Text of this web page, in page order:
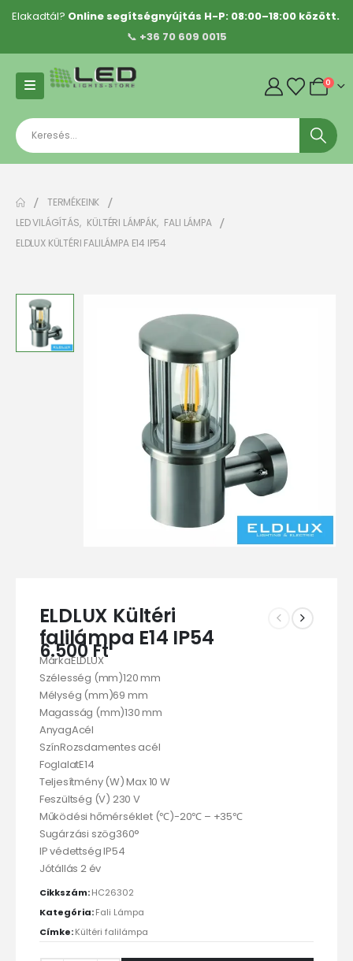
Elakadtál? Online segítségnyújtás H-P: 08:00–18:00 között.
📞 +36 70 609 0015
0
TERMÉKEINK
LED VILÁGÍTÁS, KÜLTÉRI LÁMPÁK, FALI LÁMPA
ELDLUX KÜLTÉRI FALILÁMPA E14 IP54
ELDLUX Kültéri
falilámpa E14 IP54
6.500Ft
MárkaELDLUX
Szélesség (mm)120 mm
Mélység (mm)69 mm
Magasság (mm)130 mm
AnyagAcél
SzínRozsdamentes acél
FoglalatE14
Teljesítmény (W) Max 10 W
Feszültség (V) 230 V
Működési hőmérséklet (℃)-20℃ – +35℃
Sugárzási szög360°
IP védettség IP54
Jótállás 2 év
Cikkszám:HC26302
Kategória:Fali Lámpa
Címke:Kültéri falilámpa